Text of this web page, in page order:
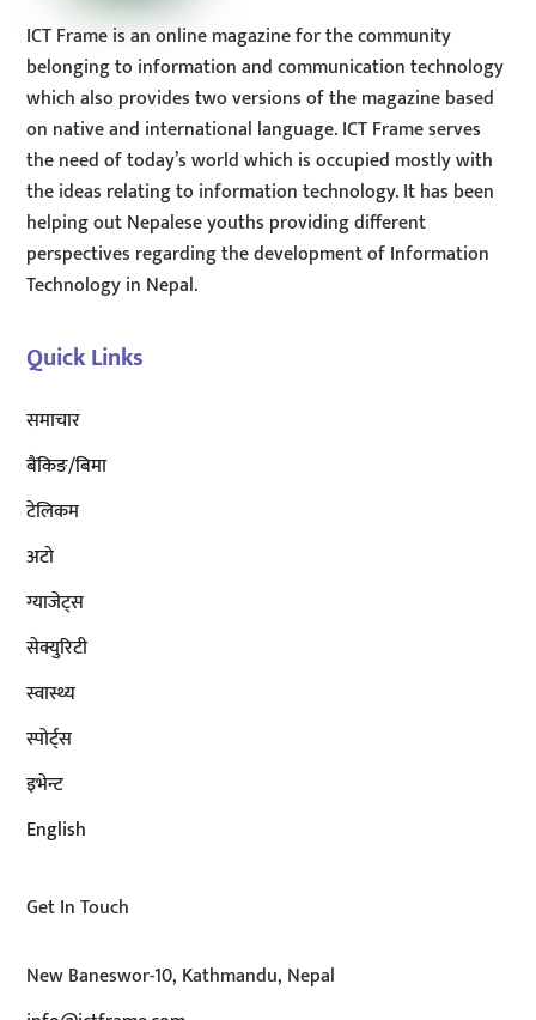
ICT Frame is an online magazine for the community
belonging to information and communication technology
which also provides two versions of the magazine based
on native and international language. ICT Frame serves
the need of today’s world which is occupied mostly with
the ideas relating to information technology. It has been
helping out Nepalese youths providing different
perspectives regarding the development of Information
Technology in Nepal.
Quick Links
समाचार
बैंकिङ/बिमा
टेलिकम
अटाे
ग्याजेट्स
सेक्युरिटी
स्वास्थ्य
स्पोर्ट्स
इभेन्ट
English
Get In Touch
New Baneswor-10, Kathmandu, Nepal